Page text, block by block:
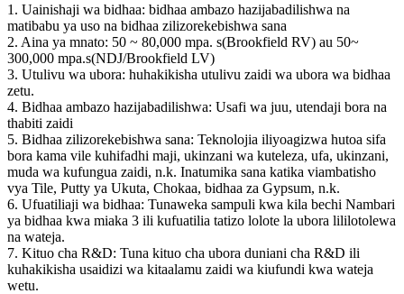
1. Uainishaji wa bidhaa: bidhaa ambazo hazijabadilishwa na
matibabu ya uso na bidhaa zilizorekebishwa sana
2. Aina ya mnato: 50 ~ 80,000 mpa. s(Brookfield RV) au 50~
300,000 mpa.s(NDJ/Brookfield LV)
3. Utulivu wa ubora: huhakikisha utulivu zaidi wa ubora wa bidhaa
zetu.
4. Bidhaa ambazo hazijabadilishwa: Usafi wa juu, utendaji bora na
thabiti zaidi
5. Bidhaa zilizorekebishwa sana: Teknolojia iliyoagizwa hutoa sifa
bora kama vile kuhifadhi maji, ukinzani wa kuteleza, ufa, ukinzani,
muda wa kufungua zaidi, n.k. Inatumika sana katika viambatisho
vya Tile, Putty ya Ukuta, Chokaa, bidhaa za Gypsum, n.k.
6. Ufuatiliaji wa bidhaa: Tunaweka sampuli kwa kila bechi Nambari
ya bidhaa kwa miaka 3 ili kufuatilia tatizo lolote la ubora lililotolewa
na wateja.
7. Kituo cha R&D: Tuna kituo cha ubora duniani cha R&D ili
kuhakikisha usaidizi wa kitaalamu zaidi wa kiufundi kwa wateja
wetu.